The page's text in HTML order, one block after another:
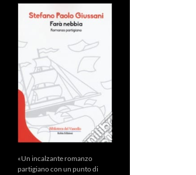
«Un incalzante romanzo
partigiano con un punto di